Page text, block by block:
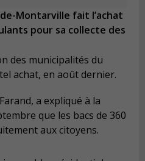
Montarville fait l’achat
pour sa collecte des
des municipalités du
achat, en août dernier.
a expliqué à la
que les bacs de 360
aux citoyens.